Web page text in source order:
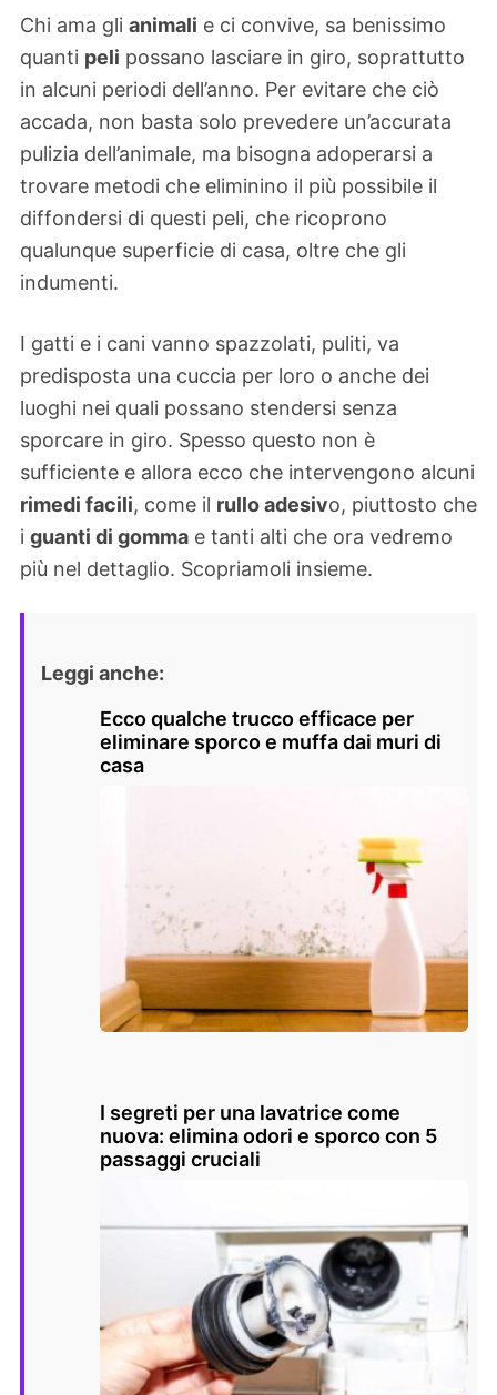
Chi ama gli animali e ci convive, sa benissimo
quanti peli possano lasciare in giro, soprattutto
in alcuni periodi dell’anno. Per evitare che ciò
accada, non basta solo prevedere un’accurata
pulizia dell’animale, ma bisogna adoperarsi a
trovare metodi che eliminino il più possibile il
diffondersi di questi peli, che ricoprono
qualunque superficie di casa, oltre che gli
indumenti.
I gatti e i cani vanno spazzolati, puliti, va
predisposta una cuccia per loro o anche dei
luoghi nei quali possano stendersi senza
sporcare in giro. Spesso questo non è
sufficiente e allora ecco che intervengono alcuni
rimedi facili, come il rullo adesivo, piuttosto che
i guanti di gomma e tanti alti che ora vedremo
più nel dettaglio. Scopriamoli insieme.
Leggi anche:
Ecco qualche trucco efficace per
eliminare sporco e muffa dai muri di
casa
I segreti per una lavatrice come
nuova: elimina odori e sporco con 5
passaggi cruciali